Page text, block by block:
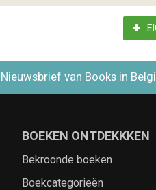
Nieuwsbrief van Books in
BOEKEN ONTDEKKKEN
Bekroonde boeken
Boekcategorieën